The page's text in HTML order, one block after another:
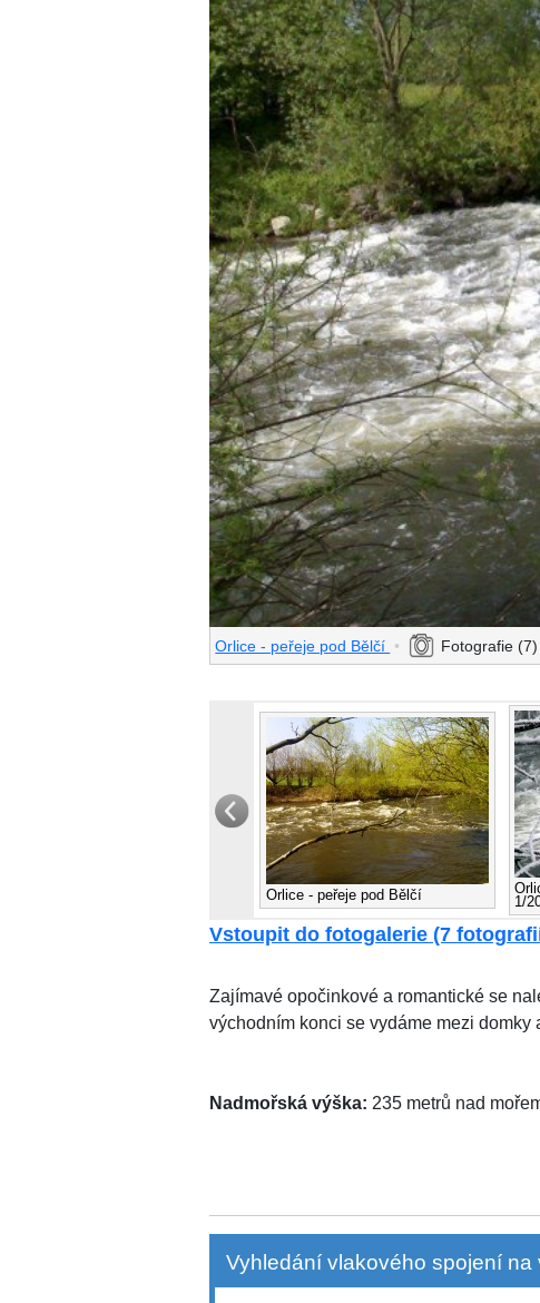
Orlice - peřeje pod Bělčí • Fotografie (7)
Orlice - peřeje pod Bělčí
1/
Vstoupit do fotogalerie (7
Zajímavé opočinkové a romantické se
východním konci se vydáme mezi domky
Nadmořská výška: 235 metrů nad
Vyhledání vlakového spojení na